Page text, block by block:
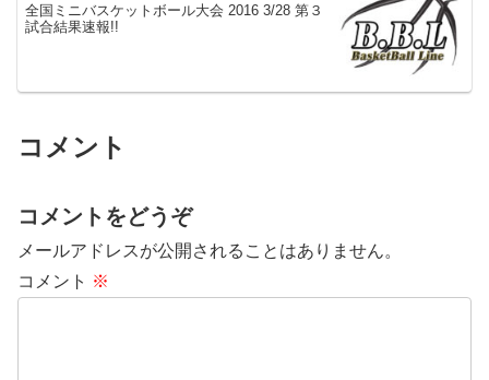
全国ミニバスケットボール大会 2016 3/28 第３
試合結果速報!!
コメント
コメントをどうぞ
メールアドレスが公開されることはありません。
コメント ※